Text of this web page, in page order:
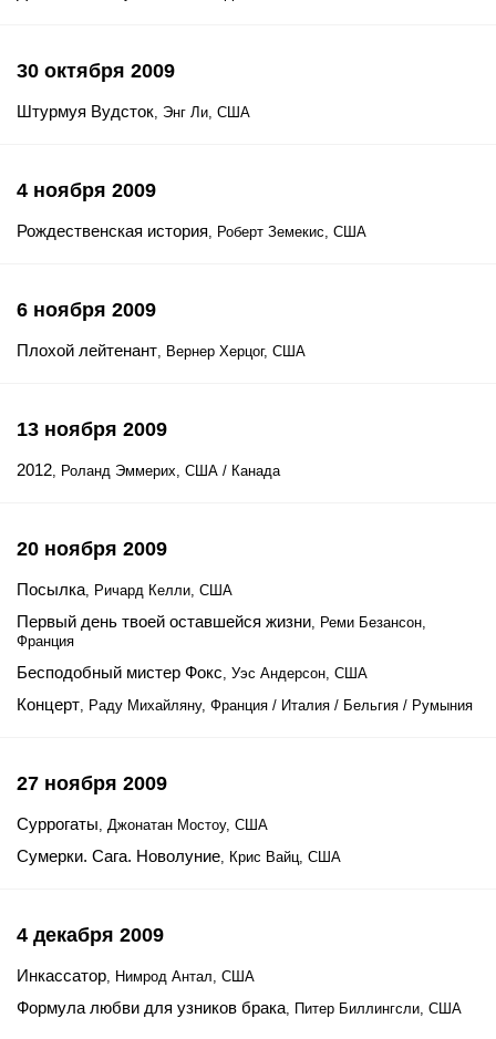
30 октября 2009
Штурмуя Вудсток, Энг Ли, США
4 ноября 2009
Рождественская история, Роберт Земекис, США
6 ноября 2009
Плохой лейтенант, Вернер Херцог, США
13 ноября 2009
2012, Роланд Эммерих, США / Канада
20 ноября 2009
Посылка, Ричард Келли, США
Первый день твоей оставшейся жизни, Реми Безансон,
Франция
Бесподобный мистер Фокс, Уэс Андерсон, США
Концерт, Раду Михайляну, Франция / Италия / Бельгия / Румыния
27 ноября 2009
Суррогаты, Джонатан Мостоу, США
Сумерки. Сага. Новолуние, Крис Вайц, США
4 декабря 2009
Инкассатор, Нимрод Антал, США
Формула любви для узников брака, Питер Биллингсли, США